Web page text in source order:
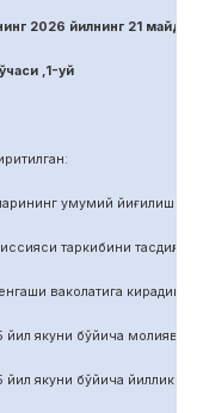
2026 йилнинг 21
,1-уй
умумий йиғилиши
таркибини тасдиқлаш.
ваколатига кирадиган
бўйича молиявий-
бўйича йиллик